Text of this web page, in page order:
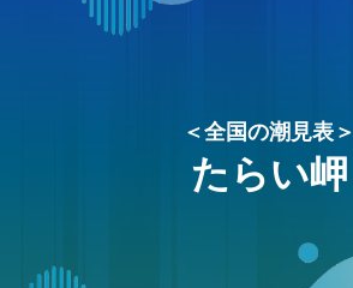
＜全国の潮見表＞
たらい岬